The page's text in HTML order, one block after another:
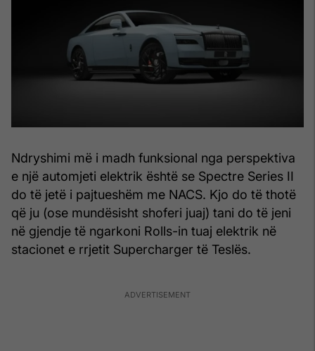
Ndryshimi më i madh funksional nga perspektiva
e një automjeti elektrik është se Spectre Series II
do të jetë i pajtueshëm me NACS. Kjo do të thotë
që ju (ose mundësisht shoferi juaj) tani do të jeni
në gjendje të ngarkoni Rolls-in tuaj elektrik në
stacionet e rrjetit Supercharger të Teslës.